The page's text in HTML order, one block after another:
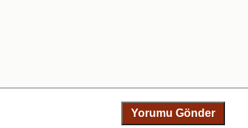
Yorumu Gönder